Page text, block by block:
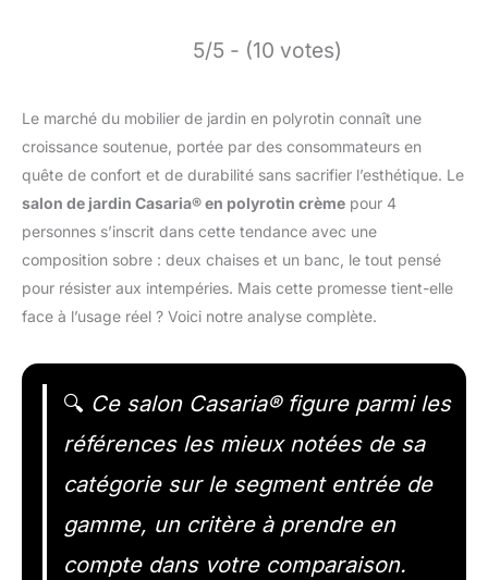
5/5 - (10 votes)
Le marché du mobilier de jardin en polyrotin connaît une
croissance soutenue, portée par des consommateurs en
quête de confort et de durabilité sans sacrifier l’esthétique. Le
salon de jardin Casaria® en polyrotin crème pour 4
personnes s’inscrit dans cette tendance avec une
composition sobre : deux chaises et un banc, le tout pensé
pour résister aux intempéries. Mais cette promesse tient-elle
face à l’usage réel ? Voici notre analyse complète.
🔍 Ce salon Casaria® figure parmi les
références les mieux notées de sa
catégorie sur le segment entrée de
gamme, un critère à prendre en
compte dans votre comparaison.